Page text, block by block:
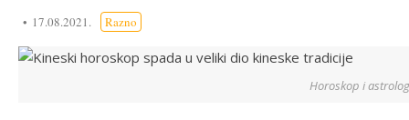
17.08.2021. Razno
Horoskop i